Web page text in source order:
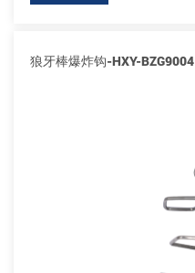
狼牙棒爆炸钩-HXY-BZG9004